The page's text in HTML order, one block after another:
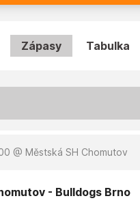
Zápasy Tabulka
@ Městská SH Chomutov
- Bulldogs Brno